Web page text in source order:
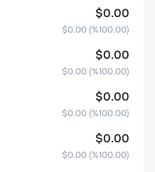
$0.00
$0.00 (%100.00)
$0.00
$0.00 (%100.00)
$0.00
$0.00 (%100.00)
$0.00
$0.00 (%100.00)